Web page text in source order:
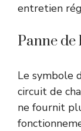
entretien
Panne de
Le symbole
circuit de
ne fournit